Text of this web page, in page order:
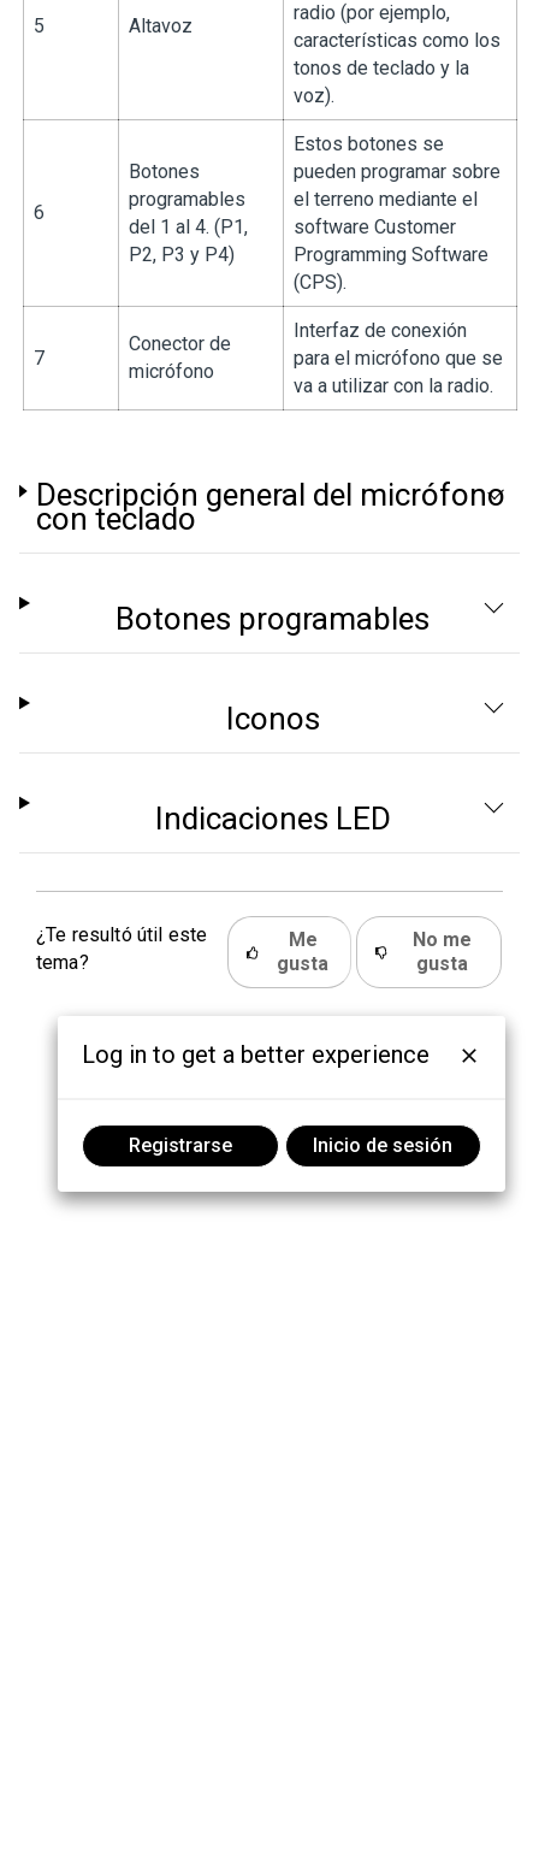
5 Altavoz
radio (por ejemplo,
características como los
tonos de teclado y la
voz).
6
Botones
programables
del 1 al 4. (P1,
P2, P3 y P4)
Estos botones se
pueden programar sobre
el terreno mediante el
software Customer
Programming Software
(CPS).
7
Conector de
micrófono
Interfaz de conexión
para el micrófono que se
va a utilizar con la radio.
Descripción general del micrófono
con teclado
Botones programables
Iconos
Indicaciones LED
¿Te resultó útil este
tema?
Me
gusta
No me
gusta
Log in to get a better experience
Registrarse Inicio de sesión